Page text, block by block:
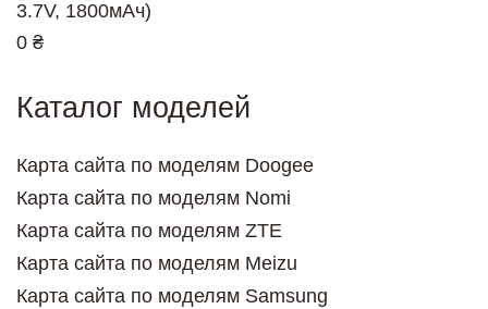
3.7V, 1800мАч)
0 ₴
Каталог моделей
Карта сайта по моделям Doogee
Карта сайта по моделям Nomi
Карта сайта по моделям ZTE
Карта сайта по моделям Meizu
Карта сайта по моделям Samsung